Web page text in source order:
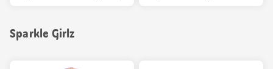
Sparkle Girlz